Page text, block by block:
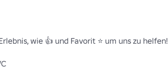
wie 👍 und Favorit ⭐ um uns zu helfen!